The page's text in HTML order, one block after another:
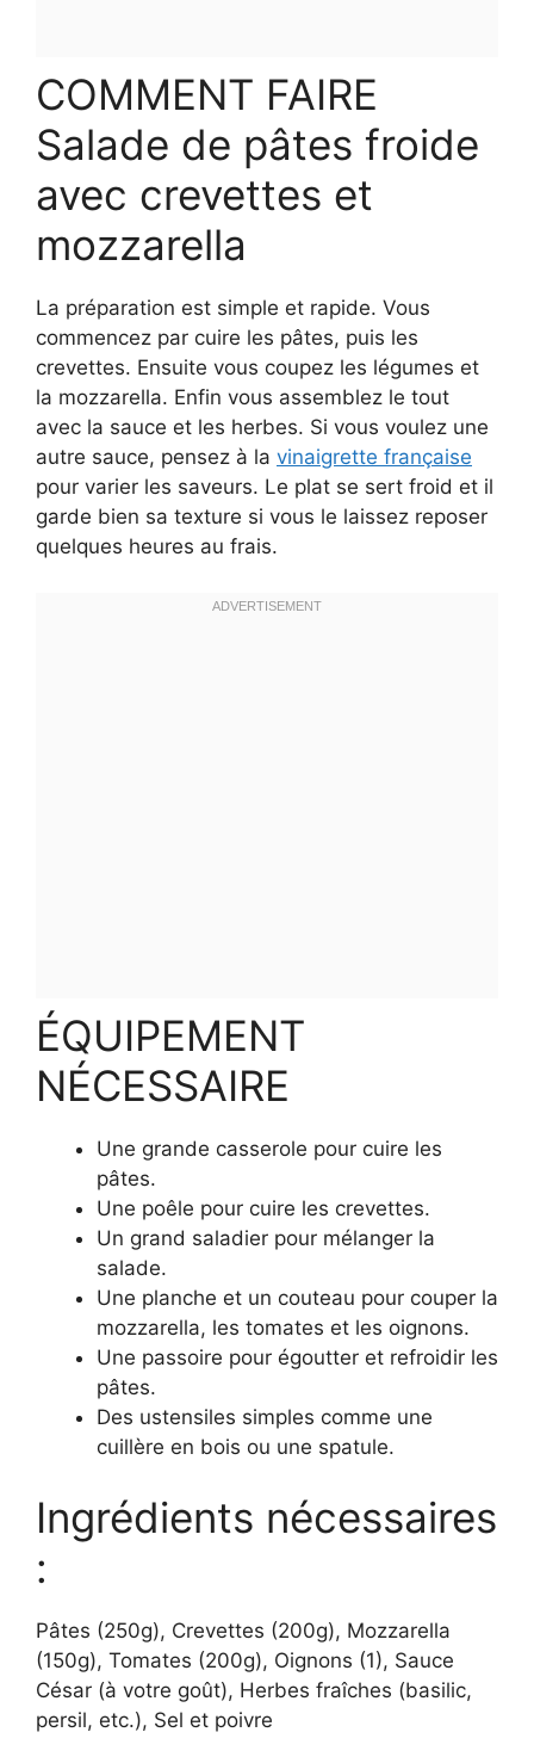
COMMENT FAIRE
Salade de pâtes froide
avec crevettes et
mozzarella
La préparation est simple et rapide. Vous
commencez par cuire les pâtes, puis les
crevettes. Ensuite vous coupez les légumes et
la mozzarella. Enfin vous assemblez le tout
avec la sauce et les herbes. Si vous voulez une
autre sauce, pensez à la vinaigrette française
pour varier les saveurs. Le plat se sert froid et il
garde bien sa texture si vous le laissez reposer
quelques heures au frais.
ÉQUIPEMENT
NÉCESSAIRE
Une grande casserole pour cuire les
pâtes.
Une poêle pour cuire les crevettes.
Un grand saladier pour mélanger la
salade.
Une planche et un couteau pour couper la
mozzarella, les tomates et les oignons.
Une passoire pour égoutter et refroidir les
pâtes.
Des ustensiles simples comme une
cuillère en bois ou une spatule.
Ingrédients nécessaires
:
Pâtes (250g), Crevettes (200g), Mozzarella
(150g), Tomates (200g), Oignons (1), Sauce
César (à votre goût), Herbes fraîches (basilic,
persil, etc.), Sel et poivre